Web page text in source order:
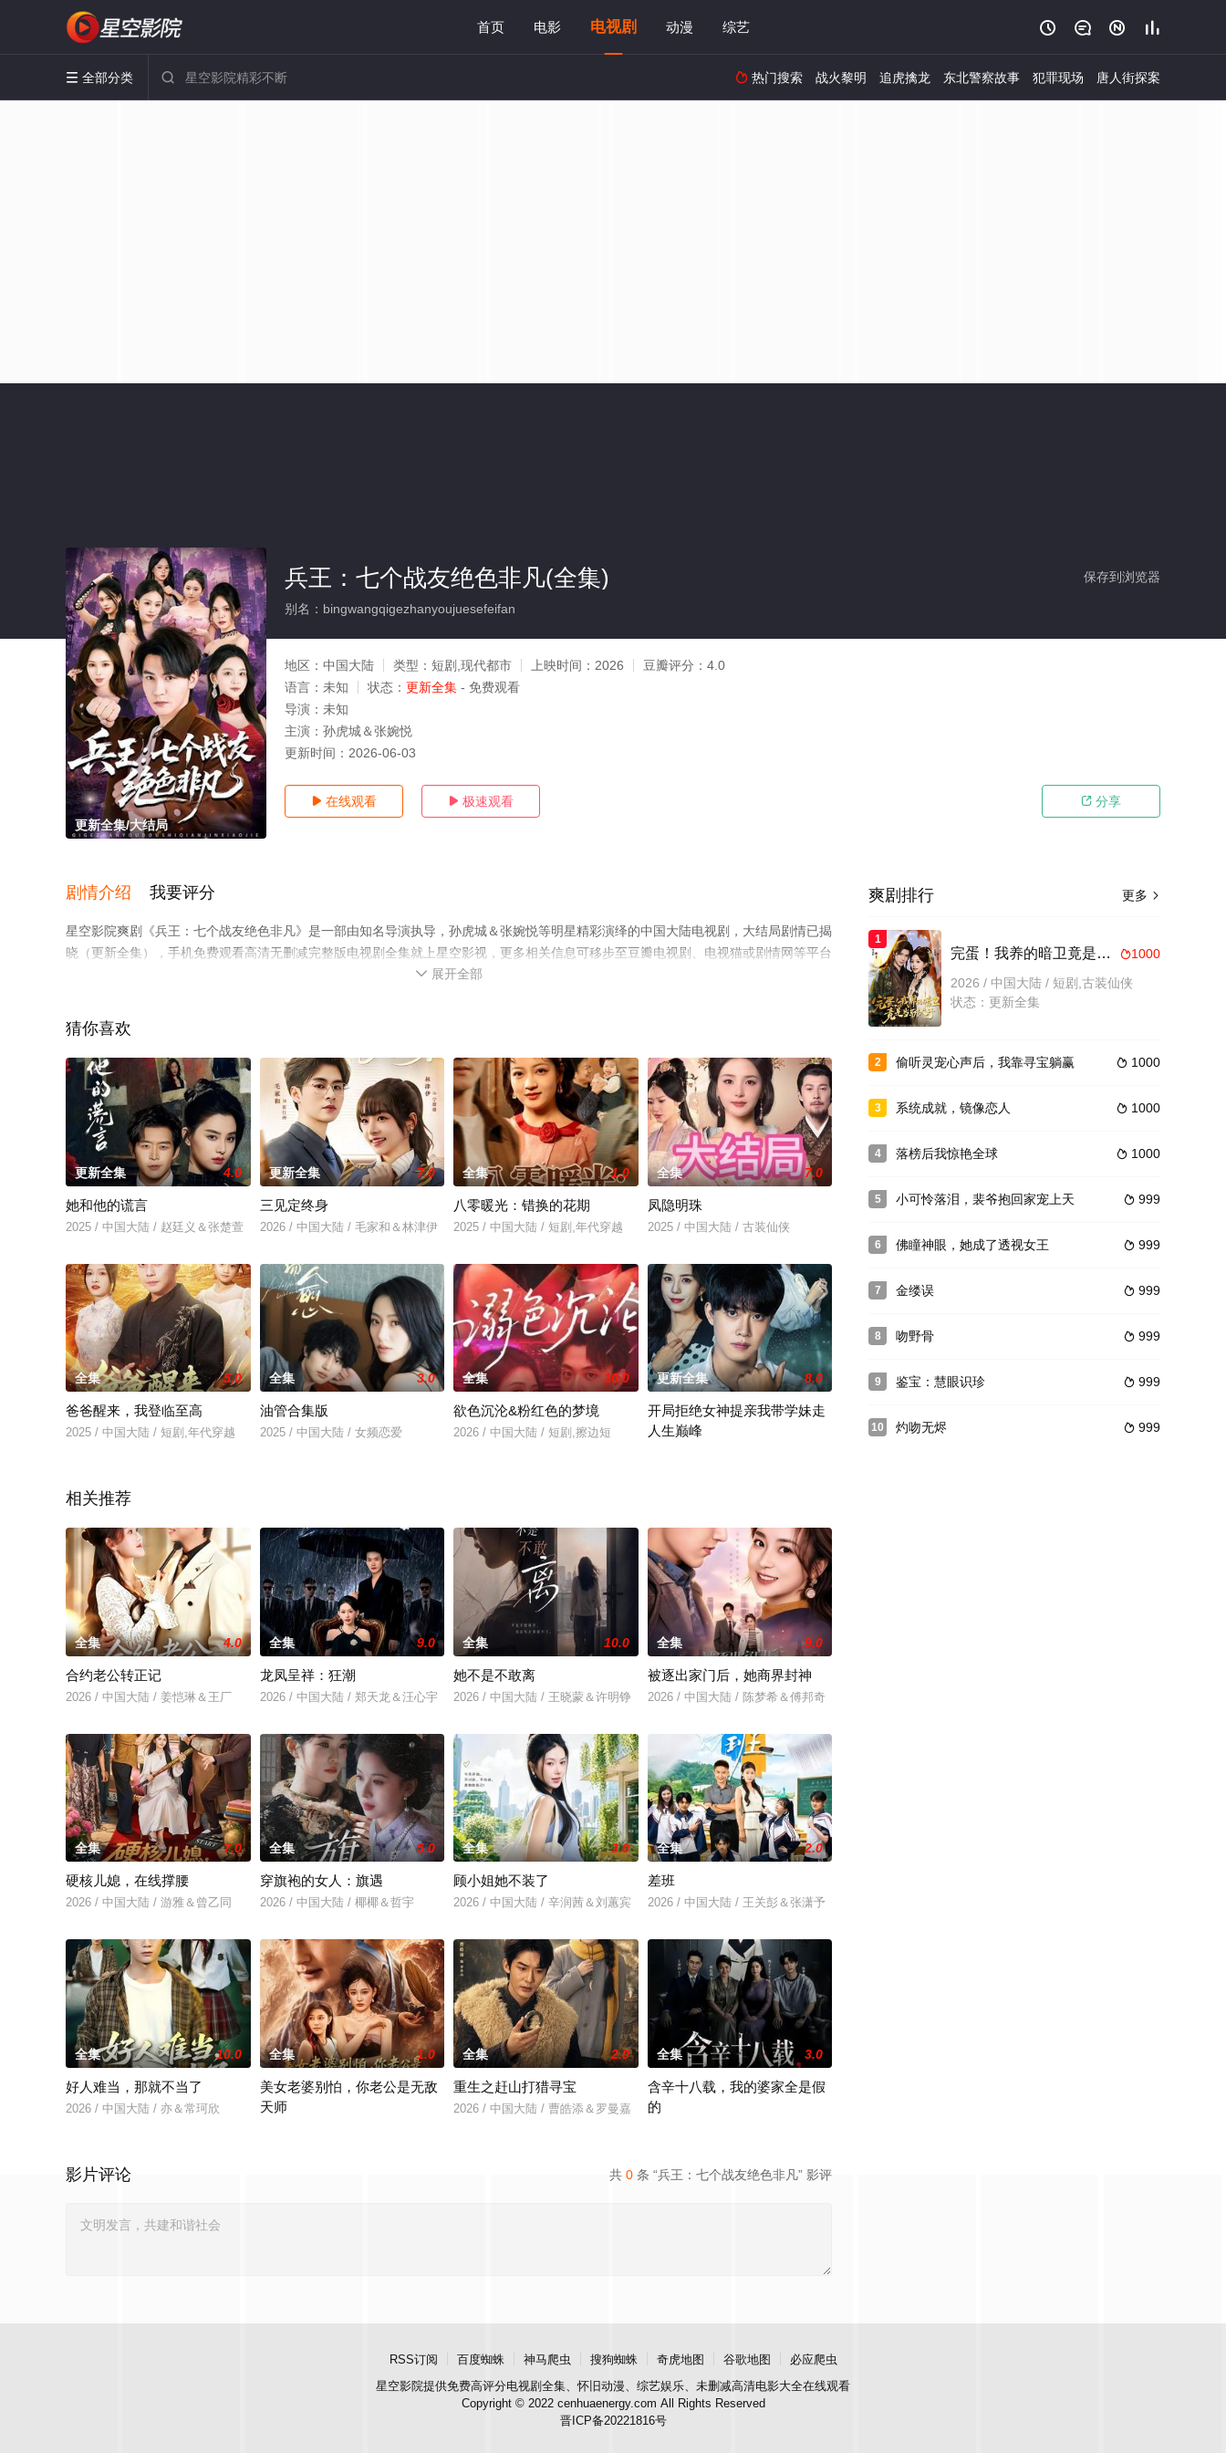
首页 电影 电视剧 动漫 综艺    
 全部分类   热门搜索 战火黎明 追虎擒龙 东北警察故事 犯罪现场 唐人街探案
更新全集/大结局
保存到浏览器
兵王：七个战友绝色非凡(全集)
别名：bingwangqigezhanyoujuesefeifan
地区： 中国大陆 类型： 短剧,现代都市 上映时间： 2026 豆瓣评分： 4.0
语言： 未知 状态： 更新全集 - 免费观看
导演： 未知
主演： 孙虎城＆张婉悦
更新时间： 2026-06-03
 在线观看  极速观看  分享
剧情介绍 我要评分
星空影院爽剧《兵王：七个战友绝色非凡》是一部由知名导演执导，孙虎城＆张婉悦等明星精彩演绎的中国大陆电视剧，大结局剧情已揭
晓（更新全集），手机免费观看高清无删减完整版电视剧全集就上星空影视，更多相关信息可移步至豆瓣电视剧、电视猫或剧情网等平台
 展开全部
猜你喜欢
更新全集 4.0
她和他的谎言
2025 / 中国大陆 / 赵廷义＆张楚萱
更新全集 7.0
三见定终身
2026 / 中国大陆 / 毛家和＆林津伊
全集 1.0
八零暖光：错换的花期
2025 / 中国大陆 / 短剧,年代穿越
全集 7.0
凤隐明珠
2025 / 中国大陆 / 古装仙侠
全集 5.0
爸爸醒来，我登临至高
2025 / 中国大陆 / 短剧,年代穿越
全集 3.0
油管合集版
2025 / 中国大陆 / 女频恋爱
全集 10.0
欲色沉沦&粉红色的梦境
2026 / 中国大陆 / 短剧,擦边短
更新全集 8.0
开局拒绝女神提亲我带学妹走
人生巅峰
相关推荐
全集 4.0
合约老公转正记
2026 / 中国大陆 / 姜恺琳＆王厂
全集 9.0
龙凤呈祥：狂潮
2026 / 中国大陆 / 郑天龙＆汪心宇
全集 10.0
她不是不敢离
2026 / 中国大陆 / 王晓蒙＆许明铮
全集 9.0
被逐出家门后，她商界封神
2026 / 中国大陆 / 陈梦希＆傅邦奇
全集 7.0
硬核儿媳，在线撑腰
2026 / 中国大陆 / 游雅＆曾乙同
全集 5.0
穿旗袍的女人：旗遇
2026 / 中国大陆 / 椰椰＆哲宇
全集 3.0
顾小姐她不装了
2026 / 中国大陆 / 辛润茜＆刘蕙宾
全集 2.0
差班
2026 / 中国大陆 / 王关彭＆张潇予
全集 10.0
好人难当，那就不当了
2026 / 中国大陆 / 亦＆常珂欣
全集 1.0
美女老婆别怕，你老公是无敌
天师
全集 2.0
重生之赶山打猎寻宝
2026 / 中国大陆 / 曹皓添＆罗曼嘉
全集 3.0
含辛十八载，我的婆家全是假
的
共 0 条 “兵王：七个战友绝色非凡” 影评
影片评论
更多 
爽剧排行
1
1000
完蛋！我养的暗卫竟是当朝太子
2026 / 中国大陆 / 短剧,古装仙侠
状态：更新全集
2  1000
偷听灵宠心声后，我靠寻宝躺赢
3  1000
系统成就，镜像恋人
4  1000
落榜后我惊艳全球
5  999
小可怜落泪，裴爷抱回家宠上天
6  999
佛瞳神眼，她成了透视女王
7  999
金缕误
8  999
吻野骨
9  999
鉴宝：慧眼识珍
10  999
灼吻无烬
RSS订阅 百度蜘蛛 神马爬虫 搜狗蜘蛛 奇虎地图 谷歌地图
必应爬虫
星空影院提供免费高评分电视剧全集、怀旧动漫、综艺娱乐、未删减高清电影大全在线观看
Copyright © 2022 cenhuaenergy.com All Rights Reserved
晋ICP备20221816号